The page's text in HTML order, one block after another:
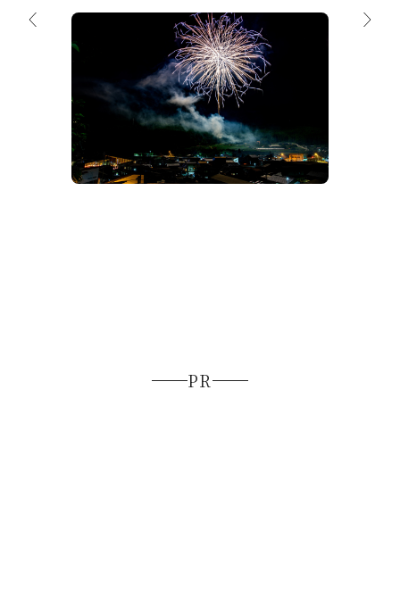
【2026夏】飛騨高山の花火大会＆夏祭
り
PR